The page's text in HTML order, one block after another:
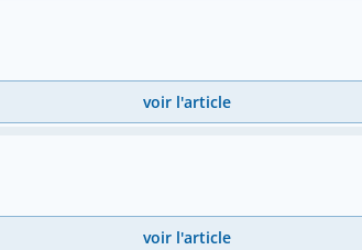
voir l'article
voir l'article